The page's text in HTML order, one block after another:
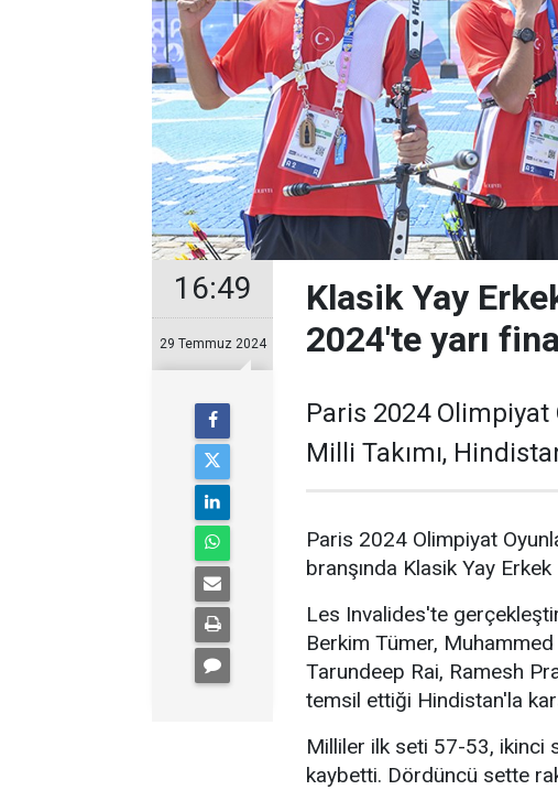
16:49
29 Temmuz 2024
Klasik Yay
2024'te yarı
Paris 2024 Olimpiyat
Milli Takımı,
Paris 2024 Olimpiyat
branşında Klasik Yay Erkek
Les Invalides'te
Berkim Tümer, Muhammed
Tarundeep Rai, Ramesh
temsil ettiği Hindistan'la
Milliler ilk seti 57-53, ikinci
kaybetti. Dördüncü sette